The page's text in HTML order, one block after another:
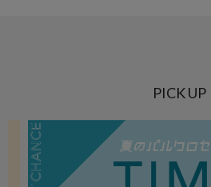
PICK UP